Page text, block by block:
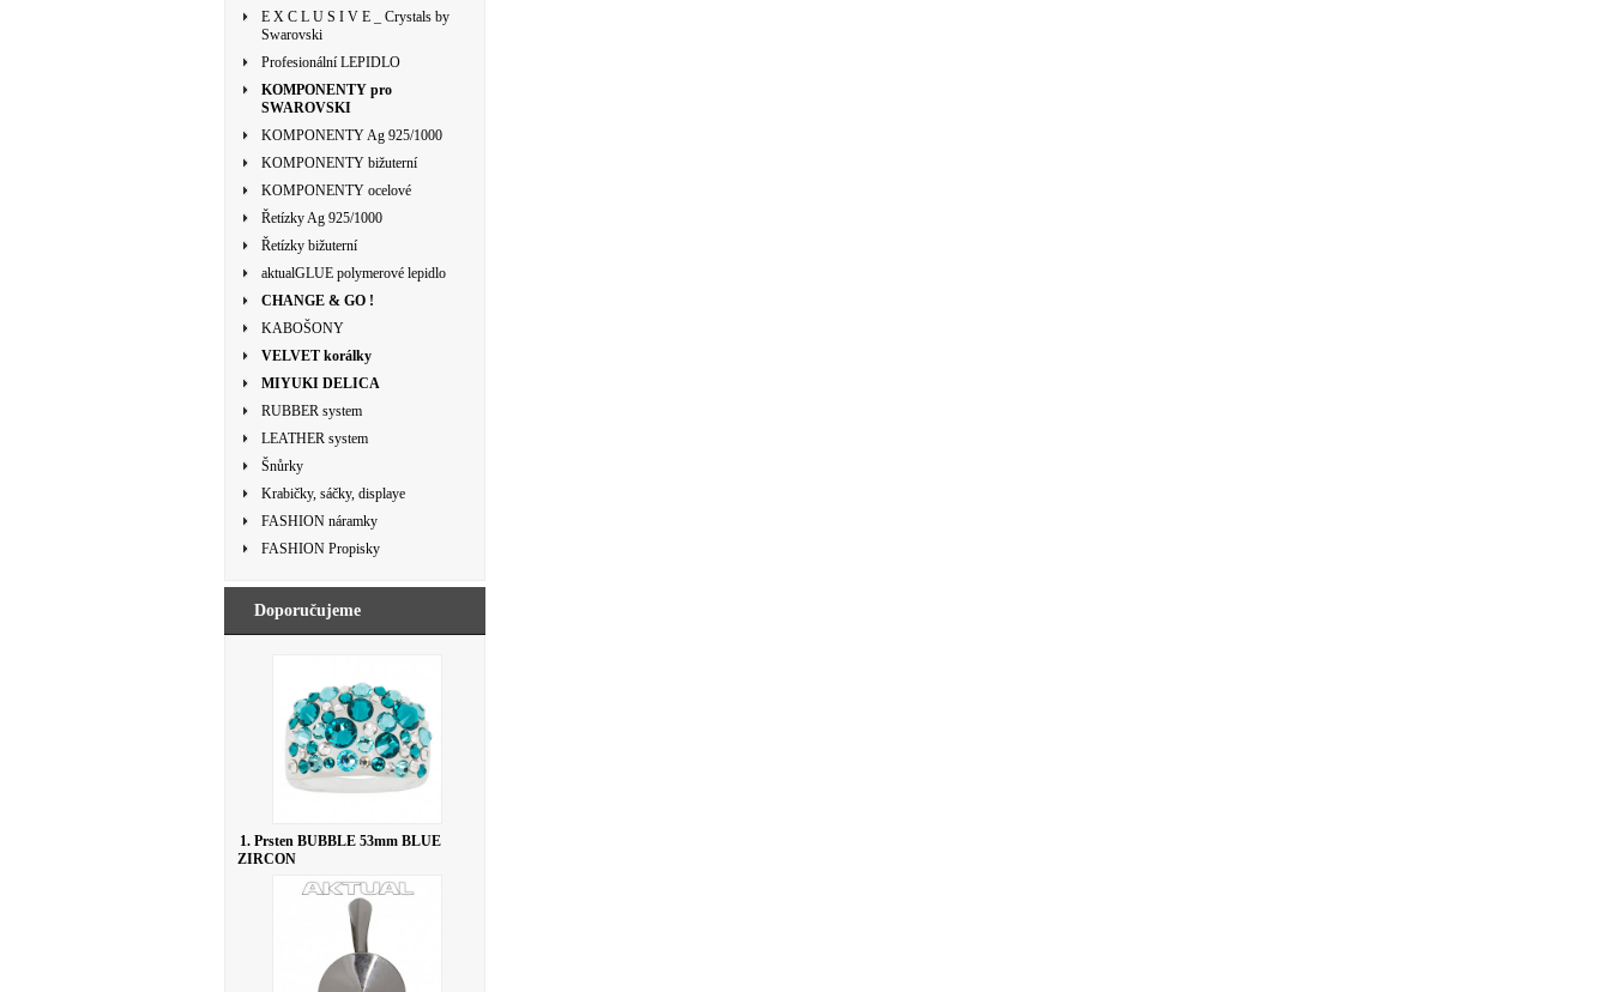
E X C L U S I V E _ Crystals by
Swarovski
Profesionální LEPIDLO
KOMPONENTY pro
SWAROVSKI
KOMPONENTY Ag 925/1000
KOMPONENTY bižuterní
KOMPONENTY ocelové
Řetízky Ag 925/1000
Řetízky bižuterní
aktualGLUE polymerové lepidlo
CHANGE & GO !
KABOŠONY
VELVET korálky
MIYUKI DELICA
RUBBER system
LEATHER system
Šnůrky
Krabičky, sáčky, displaye
FASHION náramky
FASHION Propisky
Doporučujeme
1. Prsten BUBBLE 53mm BLUE
ZIRCON